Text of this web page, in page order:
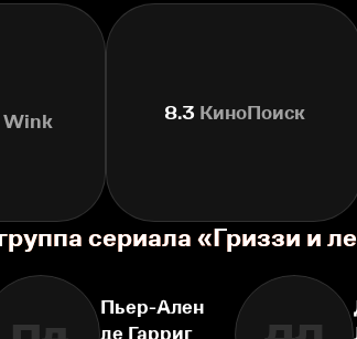
Wink
8.3 КиноПоиск
сериала «Гриззи и
Пьер-Ален
де Гарриг